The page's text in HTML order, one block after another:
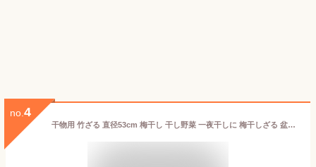
no. 4
干物用 竹ざる 直径53cm 梅干し 干し野菜 一夜干しに 梅干しざる 盆ざる 渋YD